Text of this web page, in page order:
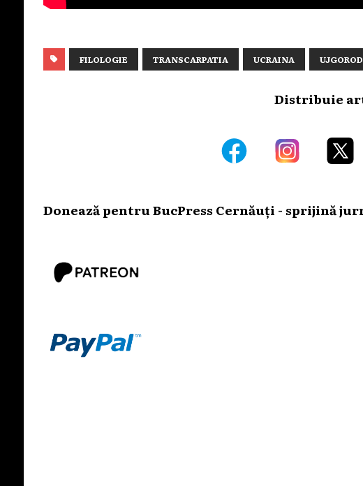
FILOLOGIE TRANSCARPATIA UCRAINA UJGOROD
Distribuie
Donează pentru BucPress Cernăuți - sprijină